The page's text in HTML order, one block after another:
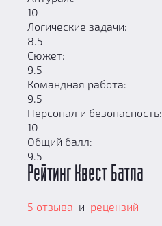
10
Логические задачи:
8.5
Сюжет:
9.5
Командная работа:
9.5
Персонал и безопасность:
10
Общий балл:
9.5
Рейтинг Квест Батла
5 отзыва и рецензий